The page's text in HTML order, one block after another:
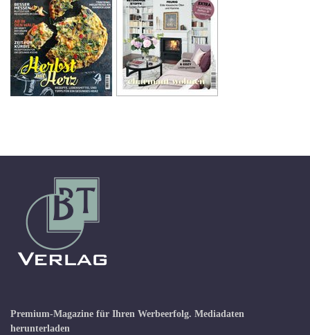
Premium-Magazine für Ihren Werbeerfolg. Mediadaten
herunterladen